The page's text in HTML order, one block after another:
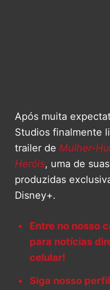
Após muita
Studios finalmente
trailer de Mulher-
Heróis, uma de
produzidas
Disney+.
Entre no nosso
para notícias
celular!
Siga nosso